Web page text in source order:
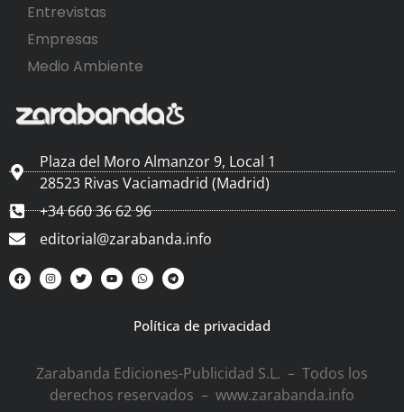
Entrevistas
Empresas
Medio Ambiente
Plaza del Moro Almanzor 9, Local 1
28523 Rivas Vaciamadrid (Madrid)
+34 660 36 62 96
editorial@zarabanda.info
Política de privacidad
Zarabanda Ediciones-Publicidad S.L. – Todos los
derechos reservados – www.zarabanda.info